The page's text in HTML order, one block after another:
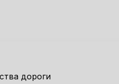
дороги